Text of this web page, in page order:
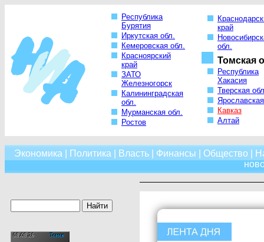
Республика
Бурятия
Иркутская обл.
Кемеровская обл.
Красноярский
край
ЗАТО
Железногорск
Калининградская
обл.
Мурманская обл.
Ростов
край
обл.
Томская
Республика
Хакасия
Тверская
Кавказ
Алтай
Экономика Политика Власть| Финансы Общество